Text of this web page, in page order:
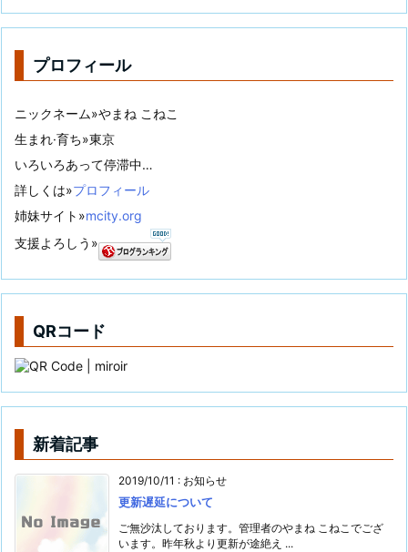
プロフィール
ニックネーム»やまね こねこ
生まれ·育ち»東京
いろいろあって停滞中…
詳しくは»プロフィール
姉妹サイト»mcity.org
支援よろしう»
QRコード
新着記事
2019/10/11 : お知らせ
更新遅延について
ご無沙汰しております。管理者のやまね こねこでござ
います。昨年秋より更新が途絶え ...